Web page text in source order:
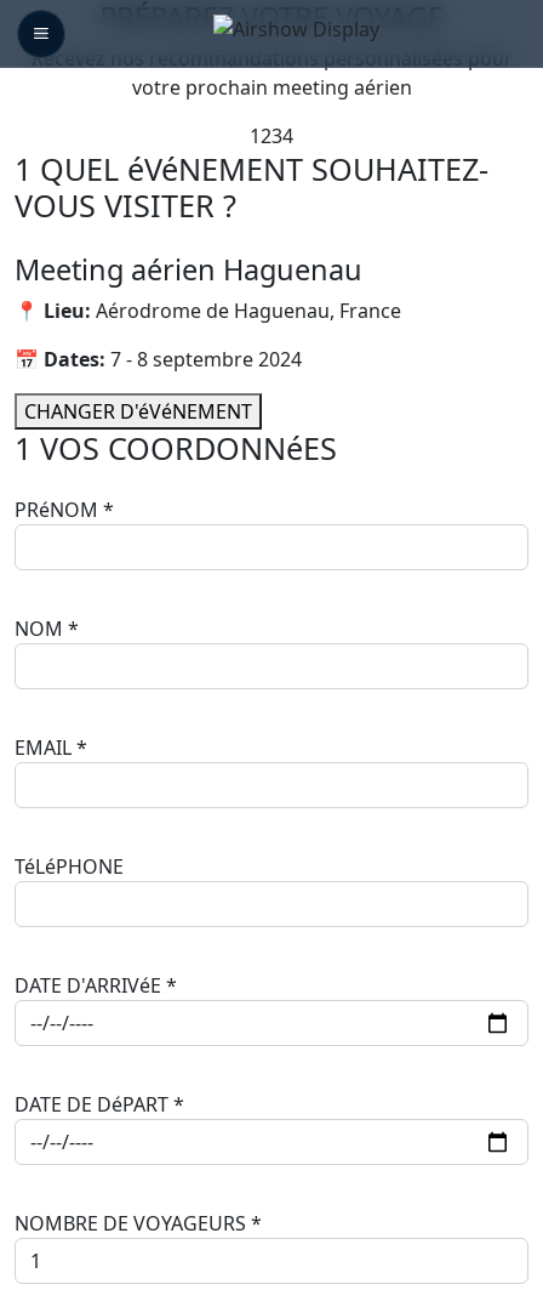
PRÉPAREZ VOTREVOYAGE
Recevez nos recommandations personnalisées pour
votre prochain meeting aérien
1234
1 QUEL éVéNEMENT SOUHAITEZ-
VOUS VISITER ?
Meeting aérien Haguenau
📍 Lieu: Aérodrome de Haguenau, France
📅 Dates: 7 - 8 septembre 2024
CHANGER D'éVéNEMENT
1 VOS COORDONNéES
PRéNOM *
NOM *
EMAIL*
TéLéPHONE
DATE D'ARRIVéE *
DATE DE DéPART*
NOMBRE DE VOYAGEURS *